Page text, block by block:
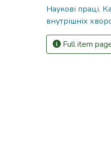
Наукові праці.
внутрішніх
Full item